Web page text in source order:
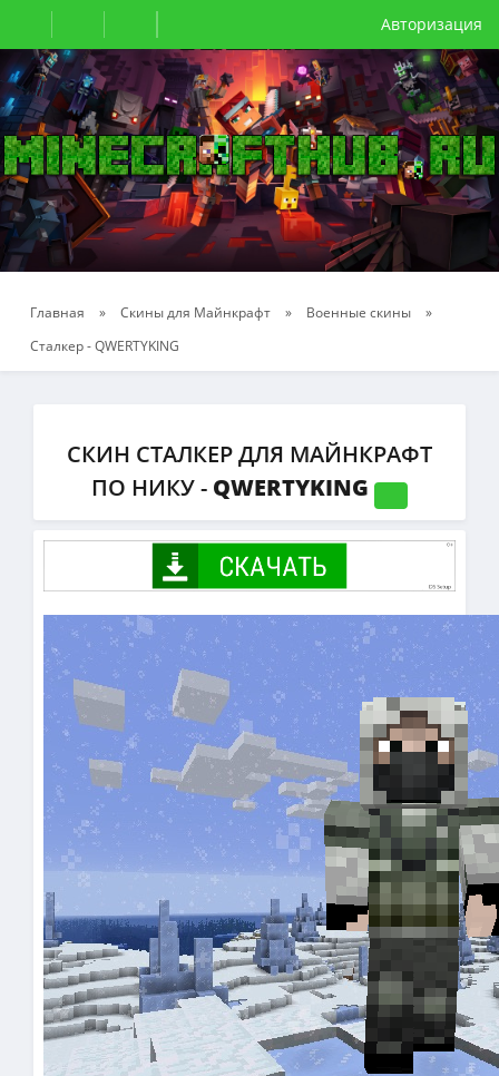
Авторизация
Главная » Скины для Майнкрафт » Военные скины
»
Сталкер - QWERTYKING
СКИН СТАЛКЕР ДЛЯ МАЙНКРАФТ
ПО НИКУ - QWERTYKING